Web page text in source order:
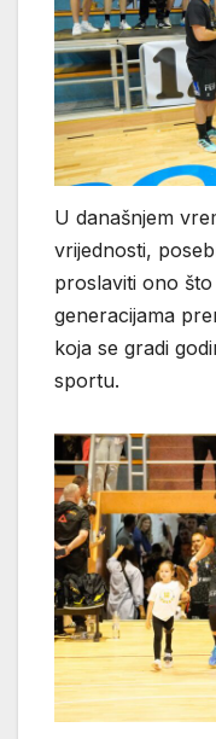
U današnjem
vrijednosti,
proslaviti ono
generacijama
koja se gradi
sportu.